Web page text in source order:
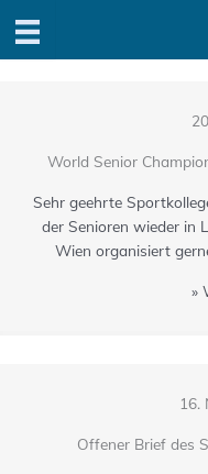
Inhalt
springen
World Senior
Sehr geehrte
der Senioren wieder in
Wien organisiert
»
16.
Offener Brief des